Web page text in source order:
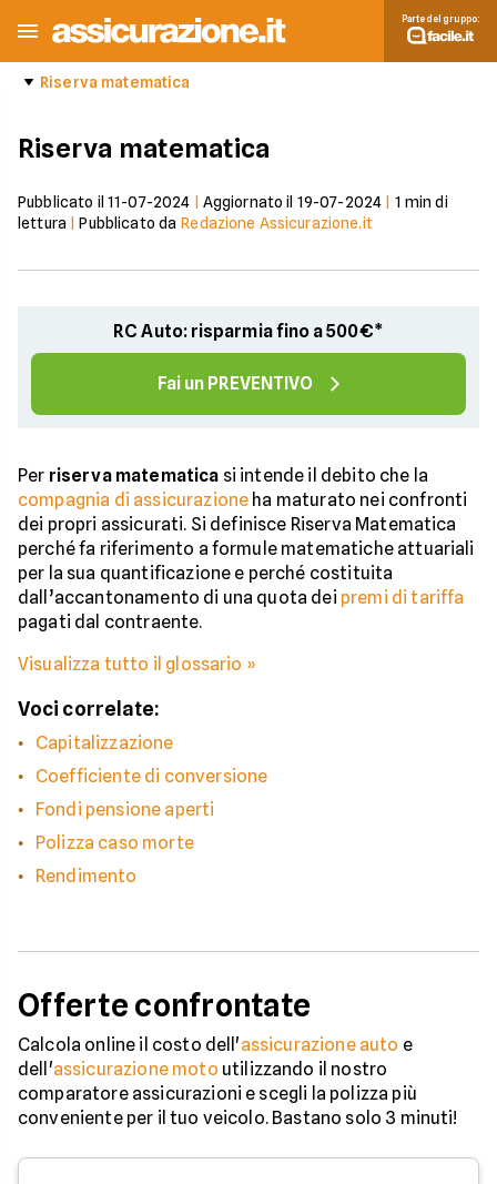
Parte del gruppo:
Riserva matematica
Riserva matematica
Pubblicato il 11-07-2024 Aggiornato il 19-07-2024 1 min di
lettura |Pubblicato da Redazione Assicurazione.it
RC Auto: risparmia fino a 500€*
Fai un PREVENTIVO
Per riserva matematica si intende il debito che la
compagnia di assicurazione ha maturato nei confronti
dei propri assicurati. Si definisce Riserva Matematica
perché fa riferimento a formule matematiche attuariali
per la sua quantificazione e perché costituita
dall’accantonamento di una quota dei premi di tariffa
pagati dal contraente.
Visualizza tutto il glossario »
Voci correlate:
Capitalizzazione
Coefficiente di conversione
Fondi pensione aperti
Polizza caso morte
Rendimento
Offerte confrontate
Calcola online il costo dell'assicurazione auto e
dell'assicurazione moto utilizzando il nostro
comparatore assicurazioni e scegli la polizza più
conveniente per il tuo veicolo. Bastano solo 3 minuti!